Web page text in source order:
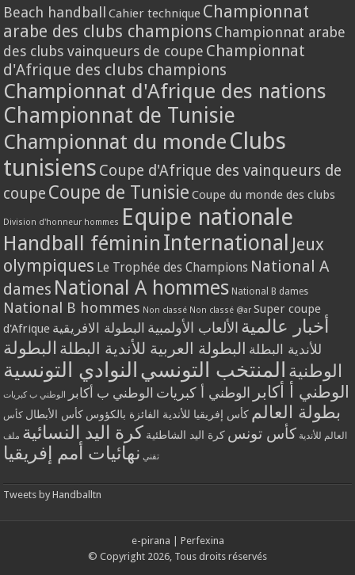
Beach handball Cahier technique Championnat
arabe des clubs champions Championnat arabe
des clubs vainqueurs de coupe Championnat
d'Afrique des clubs champions
Championnat d'Afrique des nations
Championnat de Tunisie
Championnat du monde Clubs
tunisiens Coupe d'Afrique des vainqueurs de
coupe Coupe de Tunisie Coupe du monde des clubs
Division d'honneur hommes Equipe nationale
Handball féminin International Jeux
olympiques Le Trophée des Champions National A
dames National A hommes National B dames
National B hommes Non classé Non classé @ar Super coupe
d'Afrique
أخبار عالمية الألعاب الأولمبية البطولة الافريقية
للأندية البطلة البطولة العربية للأندية البطلة البطولة
الوطنية المنتخب التونسي النوادي التونسية
الوطني أ أكابر الوطني أ كبريات الوطني ب أكابر الوطني ب كبريات
بطولة العالم كأس إفريقيا للأندية الفائزة بالكؤوس كأس الأبطال كأس
العالم للأندية كأس تونس كرة اليد الشاطئية كرة اليد النسائية ملف
تقني نهائيات أمم إفريقيا
Tweets by Handballtn
e-pirana
Perfexina
© Copyright 2026, Tous droits réservés